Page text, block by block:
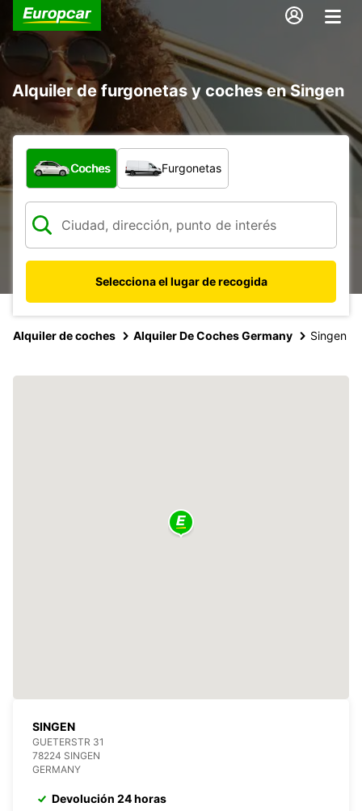
Alquiler de furgonetas y coches en Singen
¿Qué tipo de vehículo?
Coches Furgonetas
Selecciona el lugar de recogida
Alquiler de coches Alquiler De Coches Germany Singen
SINGEN
GUETERSTR 31
78224 SINGEN
GERMANY
Devolución 24 horas